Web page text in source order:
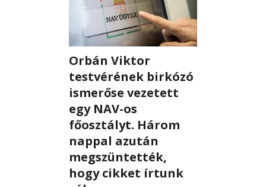
WEBSHOP
Orbán Viktor
testvérének birkózó
ismerőse vezetett
egy NAV-os
főosztályt. Három
nappal azután
megszüntették,
hogy cikket írtunk